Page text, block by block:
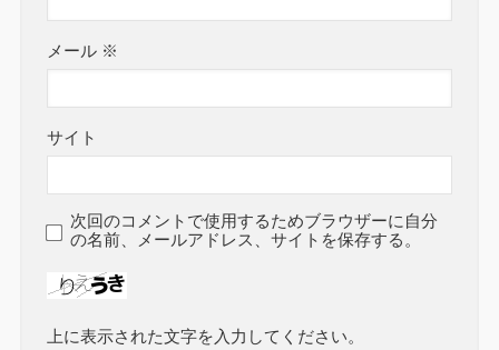
メール ※
サイト
次回のコメントで使用するためブラウザーに自分
の名前、メールアドレス、サイトを保存する。
上に表示された文字を入力してください。